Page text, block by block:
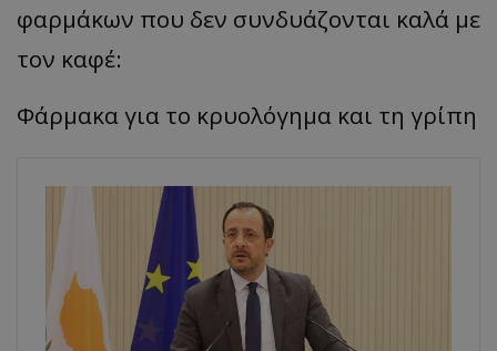
φαρμάκων που δεν συνδυάζονται καλά με
τον καφέ:
Φάρμακα για το κρυολόγημα και τη γρίπη